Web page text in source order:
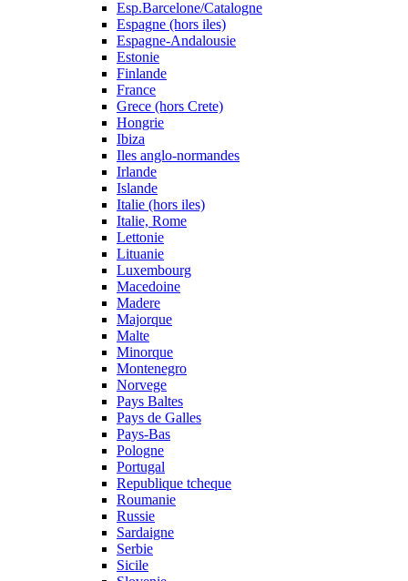
Esp.Barcelone/Catalogne
Espagne (hors iles)
Espagne-Andalousie
Estonie
Finlande
France
Grece (hors Crete)
Hongrie
Ibiza
Iles anglo-normandes
Irlande
Islande
Italie (hors iles)
Italie, Rome
Lettonie
Lituanie
Luxembourg
Macedoine
Madere
Majorque
Malte
Minorque
Montenegro
Norvege
Pays Baltes
Pays de Galles
Pays-Bas
Pologne
Portugal
Republique tcheque
Roumanie
Russie
Sardaigne
Serbie
Sicile